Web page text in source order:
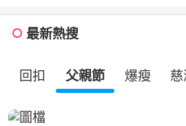
最新熱搜
回扣 父親節 爆瘦